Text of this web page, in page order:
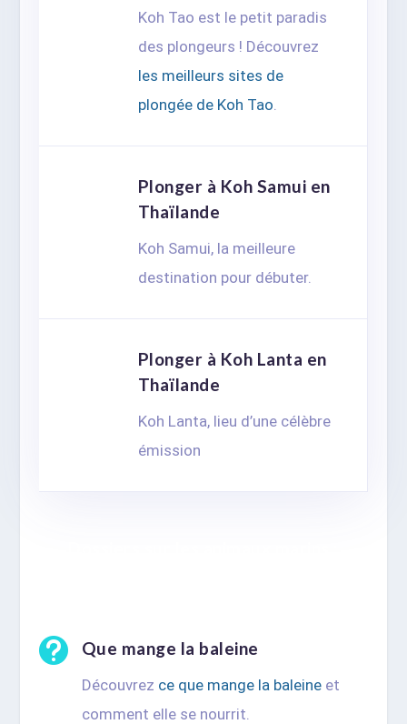
Koh Tao est le petit paradis
des plongeurs ! Découvrez
les meilleurs sites de
plongée de Koh Tao
Plonger à Koh Samui en
Thaïlande
Koh Samui, la meilleure
destination pour débuter.
Plonger à Koh Lanta en
Thaïlande
Koh Lanta, lieu d’une célèbre
émission
 Que mange la baleine
Découvrez ce que mange la baleineet
comment elle se nourrit.